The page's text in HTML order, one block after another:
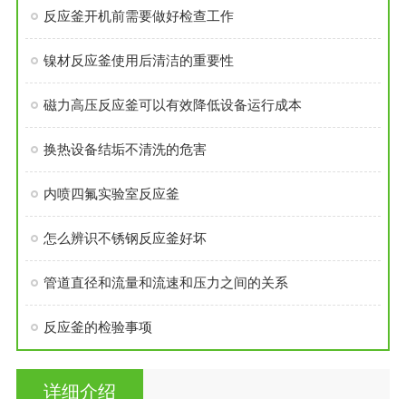
反应釜开机前需要做好检查工作
镍材反应釜使用后清洁的重要性
磁力高压反应釜可以有效降低设备运行成本
换热设备结垢不清洗的危害
内喷四氟实验室反应釜
怎么辨识不锈钢反应釜好坏
管道直径和流量和流速和压力之间的关系
反应釜的检验事项
详细介绍